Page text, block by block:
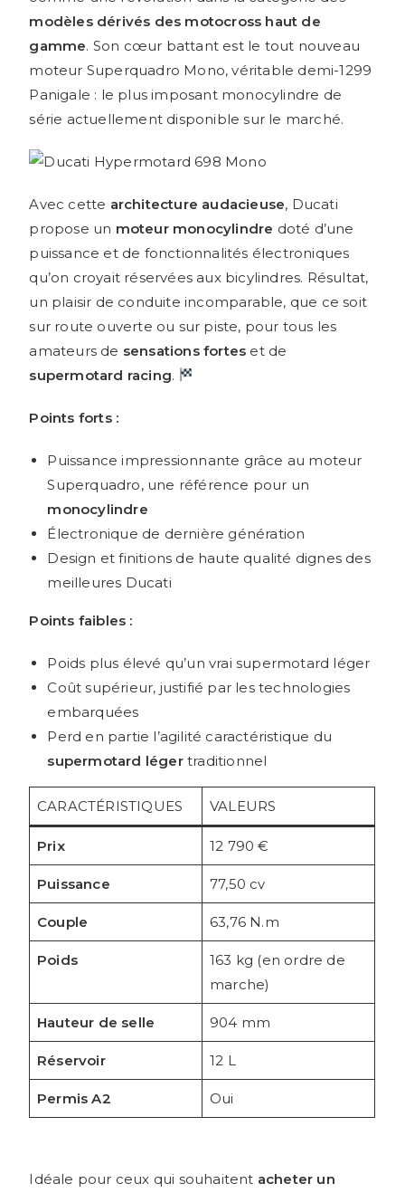
modèles dérivés des motocross haut de
gamme. Son cœur battant est le tout nouveau
moteur Superquadro Mono, véritable demi-1299
Panigale : le plus imposant monocylindre de
série actuellement disponible sur le marché.
Avec cette architecture audacieuse, Ducati
propose un moteur monocylindre doté d’une
puissance et de fonctionnalités électroniques
qu’on croyait réservées aux bicylindres. Résultat,
un plaisir de conduite incomparable, que ce soit
sur route ouverte ou sur piste, pour tous les
amateurs de sensations fortes et de
supermotard racing.
Points forts :
Puissance impressionnante grâce au moteur
Superquadro, une référence pour un
monocylindre
Électronique de dernière génération
Design et finitions de haute qualité dignes des
meilleures Ducati
Points faibles :
Poids plus élevé qu’un vrai supermotard léger
Coût supérieur, justifié par les technologies
embarquées
Perd en partie l’agilité caractéristique du
supermotard légertraditionnel
CARACTÉRISTIQUES VALEURS
Prix 12 790 €
Puissance 77,50 cv
Couple 63,76 N.m
Poids
163 kg (en ordre de
marche)
Hauteur de selle 904 mm
Réservoir 12 L
Permis A2 Oui
Idéale pour ceux qui souhaitent acheter un